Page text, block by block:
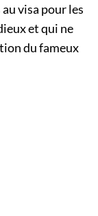
visa pour les
et qui ne
du fameux